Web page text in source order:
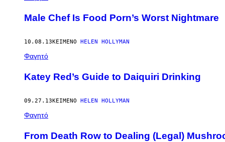
Male Chef Is Food Porn’s Worst Nightmare
10.08.13ΚΕΊΜΕΝΟ HELEN HOLLYMAN
Φαγητό
Katey Red’s Guide to Daiquiri Drinking
09.27.13ΚΕΊΜΕΝΟ HELEN HOLLYMAN
Φαγητό
From Death Row to Dealing (Legal)